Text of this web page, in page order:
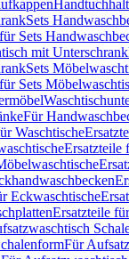
Sets
Sets
mit Unterschrank
Sets
Sets
Für
Waschtische
Ersatzteile
Eckwaschtische
Ersatzteile für
Für